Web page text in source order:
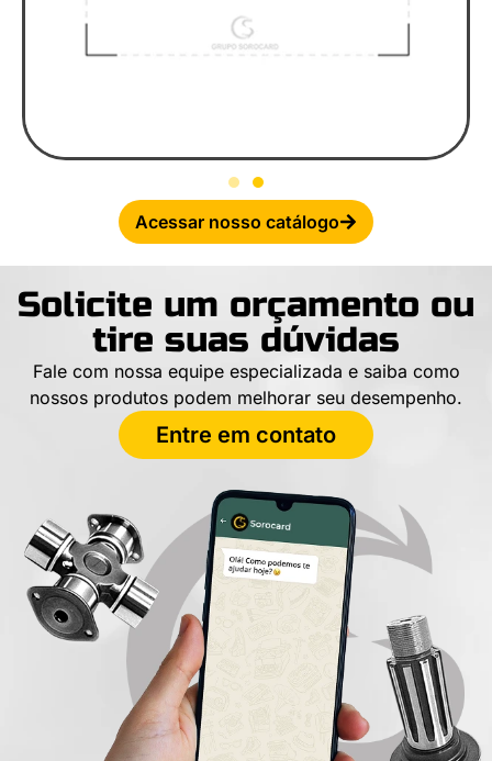
Acessar nosso catálogo
Solicite um orçamento ou
tire suas dúvidas
Fale com nossa equipe especializada e saiba como
nossos produtos podem melhorar seu desempenho.
Entre em contato